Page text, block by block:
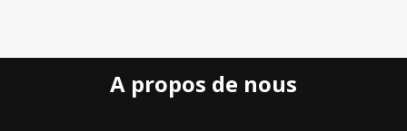
A propos de nous